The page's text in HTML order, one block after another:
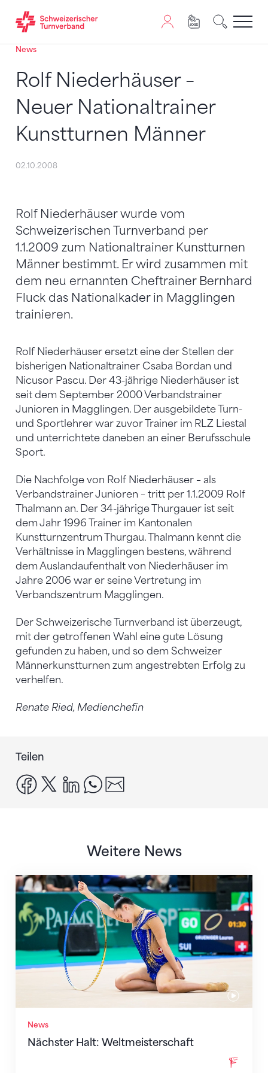
Zum Inhalt springen
Zur Sitemap navigieren
Zum Navigieren dieser Seite wird JavaScript benötigt.
News
Rolf Niederhäuser –
Neuer Nationaltrainer
Kunstturnen Männer
02.10.2008
Rolf Niederhäuser wurde vom
Schweizerischen Turnverband per
1.1.2009 zum Nationaltrainer Kunstturnen
Männer bestimmt. Er wird zusammen mit
dem neu ernannten Cheftrainer Bernhard
Fluck das Nationalkader in Magglingen
trainieren.
Rolf Niederhäuser ersetzt eine der Stellen der
bisherigen Nationaltrainer Csaba Bordan und
Nicusor Pascu. Der 43-jährige Niederhäuser ist
seit dem September 2000 Verbandstrainer
Junioren in Magglingen. Der ausgebildete Turn-
und Sportlehrer war zuvor Trainer im RLZ Liestal
und unterrichtete daneben an einer Berufsschule
Sport.
Die Nachfolge von Rolf Niederhäuser – als
Verbandstrainer Junioren – tritt per 1.1.2009 Rolf
Thalmann an. Der 34-jährige Thurgauer ist seit
dem Jahr 1996 Trainer im Kantonalen
Kunstturnzentrum Thurgau. Thalmann kennt die
Verhältnisse in Magglingen bestens, während
dem Auslandaufenthalt von Niederhäuser im
Jahre 2006 war er seine Vertretung im
Verbandszentrum Magglingen.
Der Schweizerische Turnverband ist überzeugt,
mit der getroffenen Wahl eine gute Lösung
gefunden zu haben, und so dem Schweizer
Männerkunstturnen zum angestrebten Erfolg zu
verhelfen.
Renate Ried, Medienchefin
Teilen
facebook
x linkedinwhatsapp
Weitere News
News
Nächster Halt: Weltmeisterschaft
Nächster Halt: Weltmeisterschaft